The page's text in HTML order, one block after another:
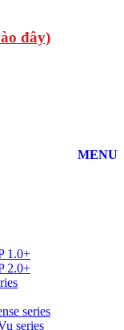
đây)
MENU
1.0+
2.0+
series
series